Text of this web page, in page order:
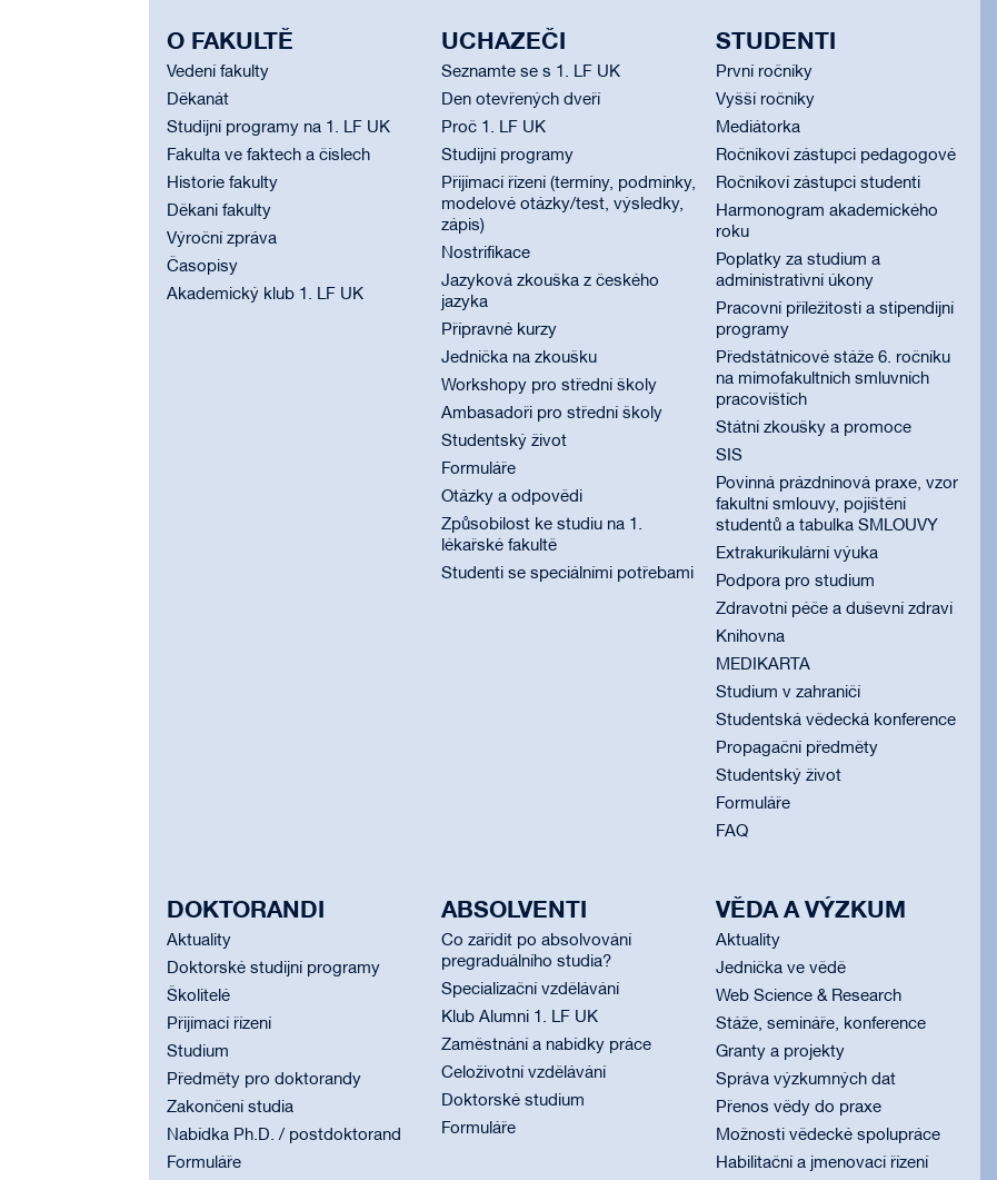
O FAKULTĚ
Vedení fakulty
Děkanát
Studijní programy na 1. LF UK
Fakulta ve faktech a číslech
Historie fakulty
Děkani fakulty
Výroční zpráva
Časopisy
Akademický klub 1. LF UK
UCHAZEČI
Seznamte se s 1. LF UK
Den otevřených dveří
Proč 1. LF UK
Studijní programy
Přijímací řízení (termíny, podmínky,
modelové otázky/test, výsledky,
zápis)
Nostrifikace
Jazyková zkouška z českého
jazyka
Přípravné kurzy
Jednička na zkoušku
Workshopy pro střední školy
Ambasadoři pro střední školy
Studentský život
Formuláře
Otázky a odpovědi
Způsobilost ke studiu na 1.
lékařské fakultě
Studenti se speciálními potřebami
STUDENTI
První ročníky
Vyšší ročníky
Mediátorka
Ročníkoví zástupci pedagogové
Ročníkoví zástupci studenti
Harmonogram akademického
roku
Poplatky za studium a
administrativní úkony
Pracovní příležitosti a stipendijní
programy
Předstátnicové stáže 6. ročníku
na mimofakultních smluvních
pracovištích
Státní zkoušky a promoce
SIS
Povinná prázdninová praxe, vzor
fakultní smlouvy, pojištění
studentů a tabulka SMLOUVY
Extrakurikulární výuka
Podpora pro studium
Zdravotní péče a duševní zdraví
Knihovna
MEDIKARTA
Studium v zahraničí
Studentská vědecká konference
Propagační předměty
Studentský život
Formuláře
FAQ
DOKTORANDI
Aktuality
Doktorské studijní programy
Školitelé
Přijímací řízení
Studium
Předměty pro doktorandy
Zakončení studia
Nabídka Ph.D. / postdoktorand
Formuláře
ABSOLVENTI
Co zařídit po absolvování
pregraduálního studia?
Specializační vzdělávání
Klub Alumni 1. LF UK
Zaměstnání a nabídky práce
Celoživotní vzdělávání
Doktorské studium
Formuláře
VĚDA A VÝZKUM
Aktuality
Jednička ve vědě
Web Science & Research
Stáže, semináře, konference
Granty a projekty
Správa výzkumných dat
Přenos vědy do praxe
Možnosti vědecké spolupráce
Habilitační a jmenovací řízení